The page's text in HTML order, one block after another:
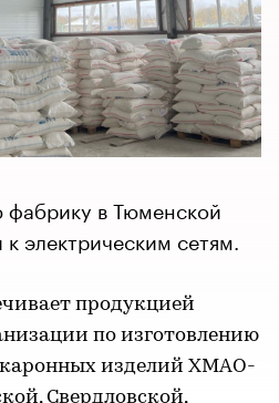
в Тюменской
электрическим сетям.
продукцией
по изготовлению
изделий ХМАО-
Свердловской,